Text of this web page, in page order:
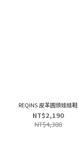
REQINS 皮革圓頭娃娃鞋
NT$2,190
NT$4,380